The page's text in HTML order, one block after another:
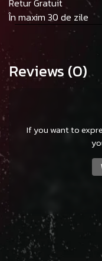
Retur Gratuit
În maxim 30 de zile
Reviews (0)
If you want to